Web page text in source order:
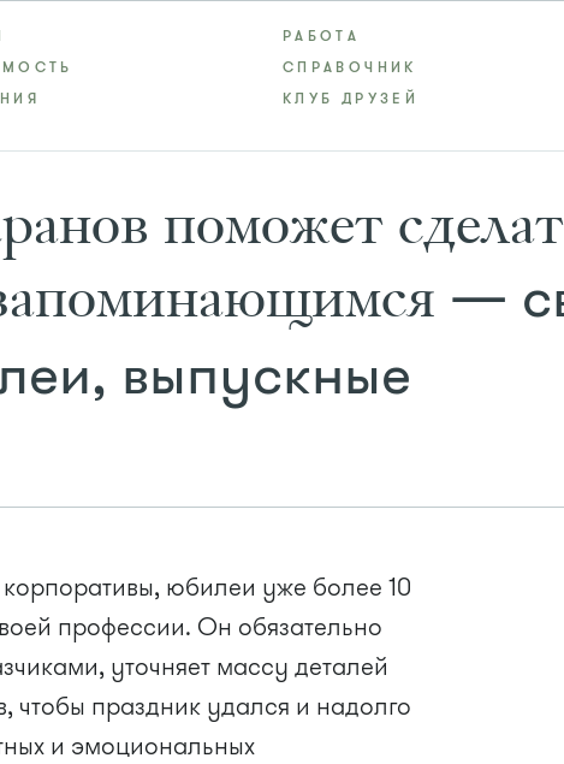
РАБОТА
СПРАВОЧНИК
КЛУБ ДРУЗЕЙ
поможет
—
выпускные
юбилеи уже более 10
профессии. Он обязательно
уточняет массу деталей
чтобы праздник удался и надолго
и эмоциональных